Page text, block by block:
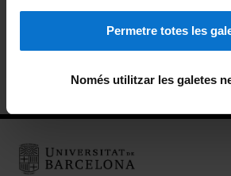
Permetre totes les
Només utilitzar les galetes
Ubicació